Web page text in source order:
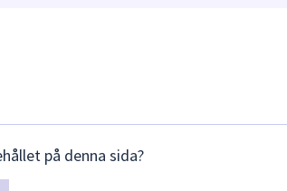
på denna sida?